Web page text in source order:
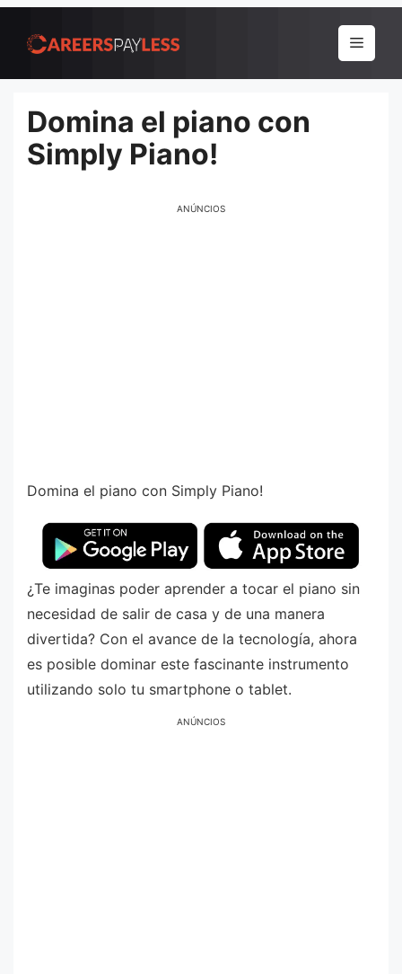
para
conteúdo
Menu
Domina el piano con
Simply Piano!
ANÚNCIOS
Domina el piano con Simply Piano!
¿Te imaginas poder aprender a tocar el piano sin
necesidad de salir de casa y de una manera
divertida? Con el avance de la tecnología, ahora
es posible dominar este fascinante instrumento
utilizando solo tu smartphone o tablet.
ANÚNCIOS